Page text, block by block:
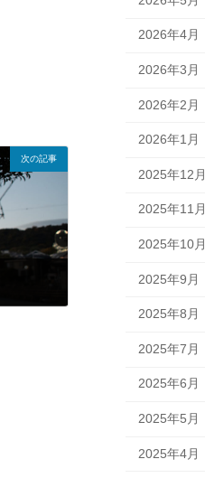
次の記事
2026年4月
2026年3月
2026年2月
2026年1月
2025年12月
2025年11月
2025年10月
2025年9月
2025年8月
2025年7月
2025年6月
2025年5月
2025年4月